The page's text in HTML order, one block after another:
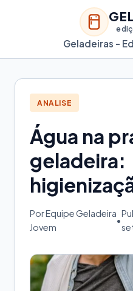
Geladeiras -
ANALISE
Água na
geladeira:
Por Equipe Geladeira
Jovem
•